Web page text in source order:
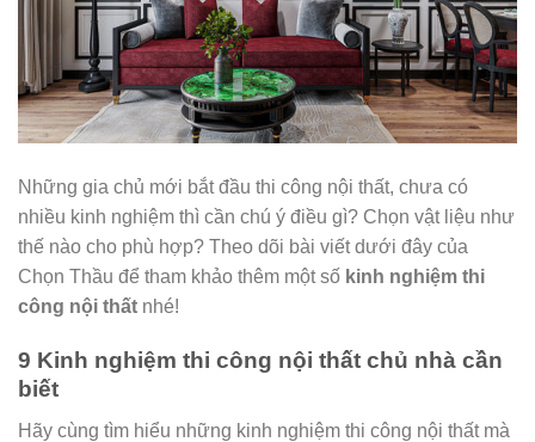
Những gia chủ mới bắt đầu thi công nội thất, chưa có
nhiều kinh nghiệm thì cần chú ý điều gì? Chọn vật liệu như
thế nào cho phù hợp? Theo dõi bài viết dưới đây của
Chọn Thầu để tham khảo thêm một số kinh nghiệm thi
công nội thất nhé!
9 Kinh nghiệm thi công nội thất chủ nhà cần
biết
Hãy cùng tìm hiểu những kinh nghiệm thi công nội thất mà